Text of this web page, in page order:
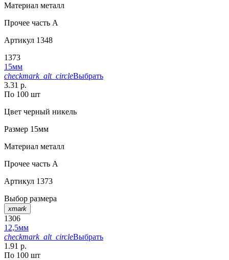
Материал металл
Прочее часть A
Артикул 1348
1373
15мм
checkmark_alt_circleВыбрать
3.31 р.
По 100 шт
Цвет черный никель
Размер 15мм
Материал металл
Прочее часть A
Артикул 1373
Выбор размера
xmark
1306
12,5мм
checkmark_alt_circleВыбрать
1.91 р.
По 100 шт